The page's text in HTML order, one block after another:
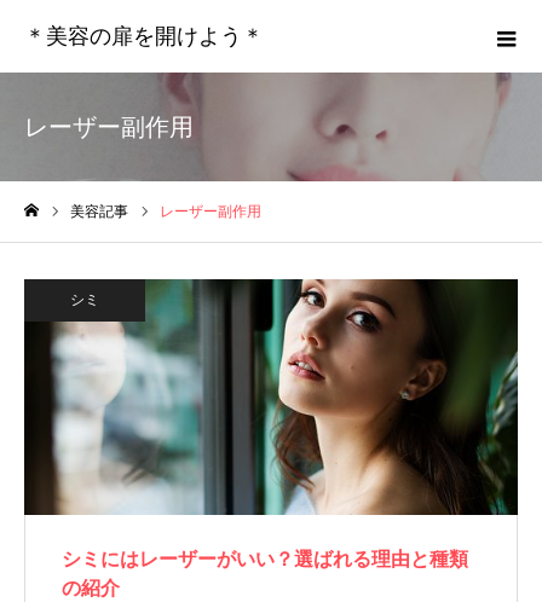
＊美容の扉を開けよう＊
レーザー副作用
美容記事 レーザー副作用
シミ
シミにはレーザーがいい？選ばれる理由と種類
の紹介